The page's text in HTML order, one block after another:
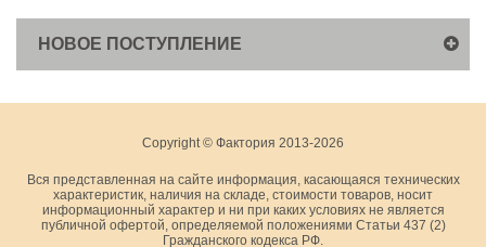
НОВОЕ ПОСТУПЛЕНИЕ
Copyright © Фактория 2013-2026
Вся представленная на сайте информация, касающаяся технических
характеристик, наличия на складе, стоимости товаров, носит
информационный характер и ни при каких условиях не является
публичной офертой, определяемой положениями Статьи 437 (2)
Гражданского кодекса РФ.